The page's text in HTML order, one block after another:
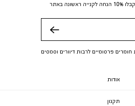
באתר
פרסומיים לרבות דיוורים וסמסים
אודות
תקנון